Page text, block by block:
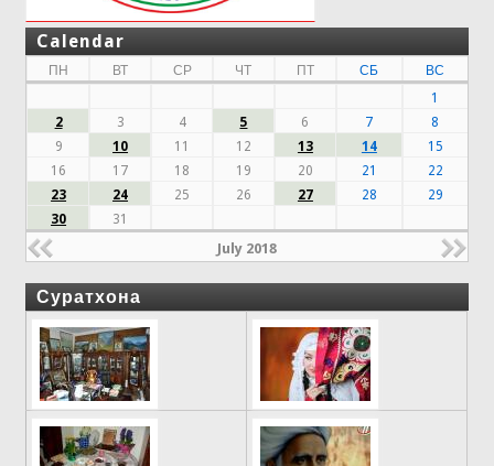
Calendar
ПН ВТ СР ЧТ ПТ СБ
ВС
1
2
3 4 5 6 7
8
9
10 11 12 13 14
15
16
17 18 19 20 21
22
23
24 25 26 27 28
29
30
31
July 2018
Суратхона